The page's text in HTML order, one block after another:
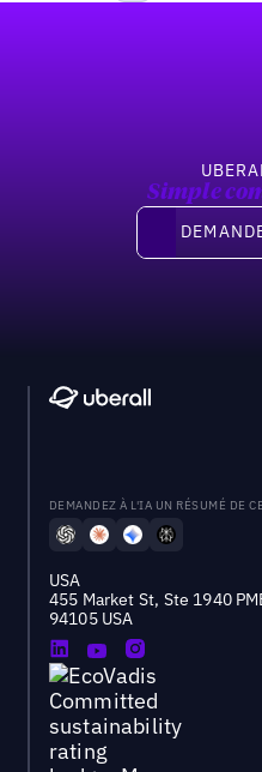
Simple
Demandez
DEMANDEZ À L'IA UN RÉSUMÉ DE
USA
455 Market St, Ste 1940
94105 USA